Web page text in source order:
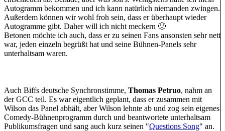
Autogramm bekommen und ich kann natürlich niemanden zwingen.
Außerdem können wir wohl froh sein, dass er überhaupt wieder
Autogramme gibt. Daher will ich nicht meckern 🙂
Betonen möchte ich auch, dass er zu seinen Fans ansonsten sehr nett
war, jeden einzeln begrüßt hat und seine Bühnen-Panels sehr
unterhaltsam waren.
Auch Biffs deutsche Synchronstimme, Thomas Petruo, nahm an
der GCC teil. Es war eigentlich geplant, dass er zusammen mit
Wilson das Panel abhält, aber Wilson lehnte ab und zog sein eigenes
Comedy-Bühnenprogramm durch und beantwortete unterhaltsam
Publikumsfragen und sang auch kurz seinen "Questions Song" an.